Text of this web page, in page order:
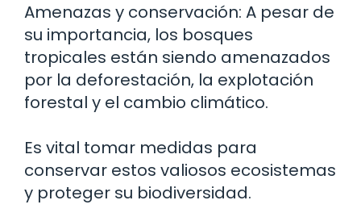
Amenazas y conservación: A pesar de
su importancia, los bosques
tropicales están siendo amenazados
por la deforestación, la explotación
forestal y el cambio climático.
Es vital tomar medidas para
conservar estos valiosos ecosistemas
y proteger su biodiversidad.